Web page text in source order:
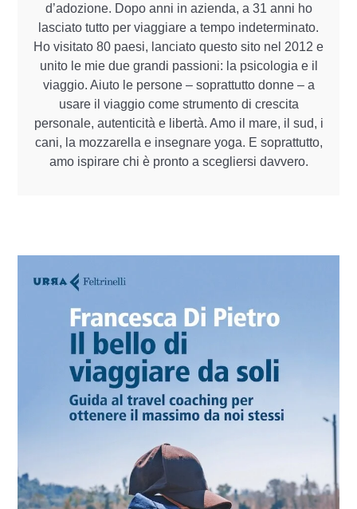
d’adozione. Dopo anni in azienda, a 31 anni ho
lasciato tutto per viaggiare a tempo indeterminato.
Ho visitato 80 paesi, lanciato questo sito nel 2012 e
unito le mie due grandi passioni: la psicologia e il
viaggio. Aiuto le persone – soprattutto donne – a
usare il viaggio come strumento di crescita
personale, autenticità e libertà. Amo il mare, il sud, i
cani, la mozzarella e insegnare yoga. E soprattutto,
amo ispirare chi è pronto a scegliersi davvero.